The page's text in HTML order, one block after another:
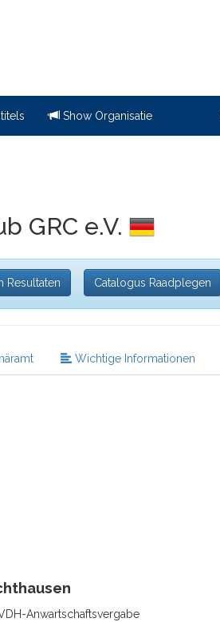
Show Organisatie
GRC e.V.
Resultaten Catalogus Raadplegen
Wichtige Informationen
Anwartschaftsvergabe